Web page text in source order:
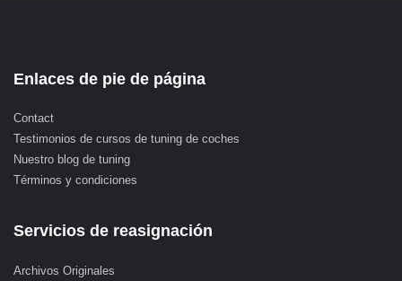
Enlaces de pie de página
Contact
Testimonios de cursos de tuning de coches
Nuestro blog de tuning
Términos y condiciones
Servicios de reasignación
Archivos Originales